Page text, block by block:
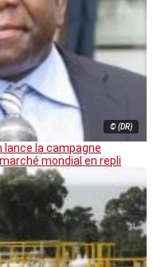
© (DR)
lance la campagne
mondial en repli